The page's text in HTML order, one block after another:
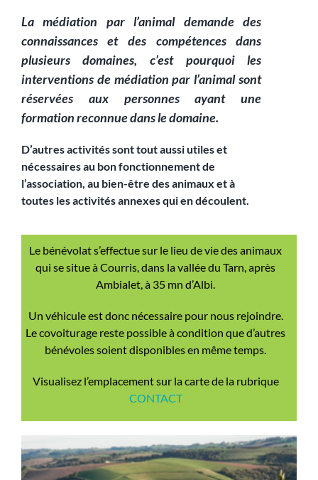
La médiation par l’animal demande des
connaissances et des compétences dans
plusieurs domaines, c’est pourquoi les
interventions de médiation par l’animal sont
réservées aux personnes ayant une
formation reconnue dans le domaine.
D’autres activités sont tout aussi utiles et
nécessaires au bon fonctionnement de
l’association, au bien-être des animaux et à
toutes les activités annexes qui en découlent.
Le bénévolat s’effectue sur le lieu de vie des animaux
qui se situe à Courris, dans la vallée du Tarn, après
Ambialet, à 35 mn d’Albi.
Un véhicule est donc nécessaire pour nous rejoindre.
Le covoiturage reste possible à condition que d’autres
bénévoles soient disponibles en même temps.
Visualisez l’emplacement sur la carte de la rubrique
CONTACT